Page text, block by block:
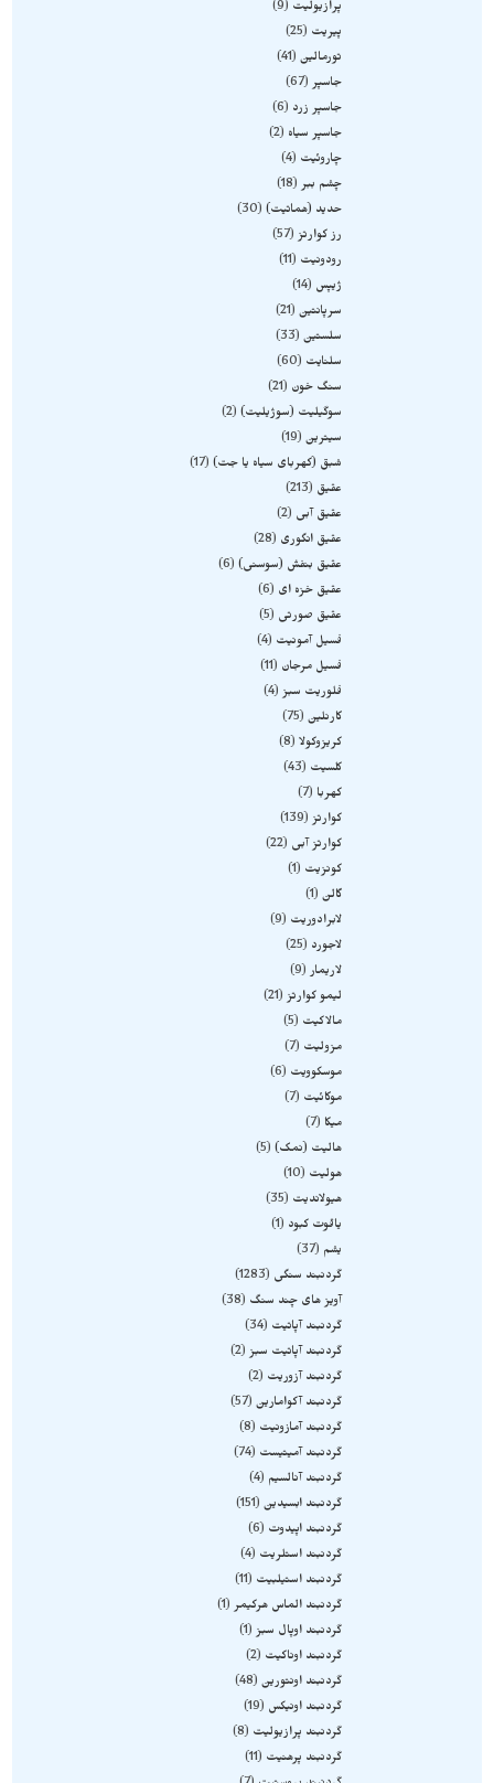
پرازیولیت
9
پیریت
25
تورمالین 41
جاسپر 67
جاسپر زرد
6
جاسپر سیاه
2
چاروئیت
4
چشم ببر 18
حدید (هماتیت) 30
رز کوارتز 57
رودونیت
11
ژیپس
14
سرپانتین 21
سلستین 33
سلنایت
60
سنگ خون
21
سوگیلیت (سوژیلیت) 2
سیترین 19
شبق (کهربای سیاه یا جت) 17
عقیق
213
عقیق آبی
2
عقیق انگوری
28
عقیق بنفش (سوسنی) 6
عقیق خزه ای
6
عقیق صورتی
5
فسیل آمونیت
4
فسیل مرجان
11
فلوریت سبز 4
کارنلین 75
کریزوکولا
8
کلسیت
43
کهربا
7
کوارتز 139
کوارتز آبی
22
کونزیت
1
گالن 1
لابرادوریت
9
لاجورد
25
لاریمار 9
لیمو کوارتز 21
مالاکیت
5
مزولیت
7
موسکوویت
6
موکائیت
7
میکا
7
هالیت (نمک) 5
هولیت
10
هیولاندیت
35
یاقوت کبود
1
یشم
37
گردنبند سنگی
1283
آویز های چند سنگ
38
گردنبند آپاتیت
34
گردنبند آپاتیت سبز 2
گردنبند آزوریت
2
گردنبند آکوامارین 57
گردنبند آمازونیت
8
گردنبند آمیتیست
74
گردنبند آنالسیم
4
گردنبند ابسیدین 151
گردنبند اپیدوت
6
گردنبند استلریت
4
گردنبند استیلبیت
11
گردنبند الماس هرکیمر 1
گردنبند اوپال سبز 1
گردنبند اوناکیت
2
گردنبند اونتورین 48
گردنبند اونیکس
19
گردنبند پرازیولیت
8
گردنبند پرهنیت
11